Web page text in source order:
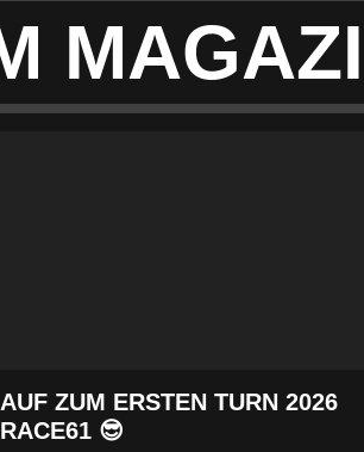
AUF ZUM ERSTEN TURN 2026
RACE61 😎